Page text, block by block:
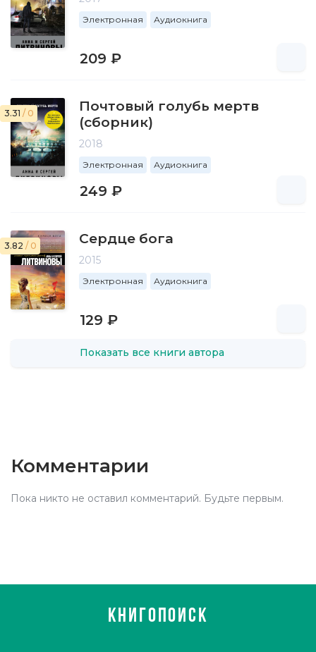
Электронная Аудиокнига
209 ₽
3.31 / 0
Почтовый голубь мертв
(сборник)
2018
Электронная Аудиокнига
249 ₽
3.82 / 0 Сердце бога
2015
Электронная Аудиокнига
129 ₽
Показать все книги автора
Комментарии
Пока никто не оставил комментарий. Будьте первым.
КНИГОПОИСК